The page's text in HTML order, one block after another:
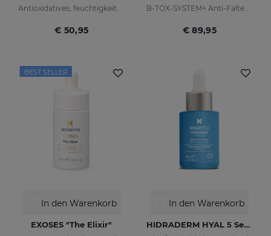
Antioxidatives, feuchtigkeitsspendendes, faltenhemmendes und aufhellendes Cremegel
€ 50,95
B-TOX-SYSTEM+ Anti-Falten-Cocktail
€ 89,95
BEST SELLER
In den Warenkorb
EXOSES "The Elixir"
In den Warenkorb
HIDRADERM HYAL 5 Serum